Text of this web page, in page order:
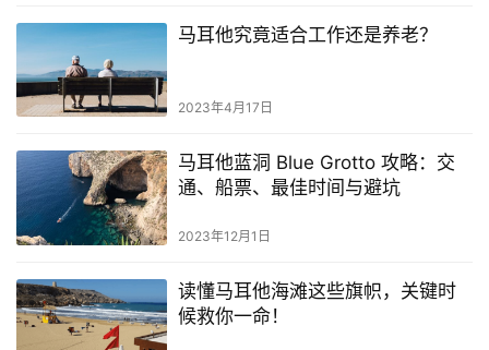
马耳他究竟适合工作还是养老？
2023年4月17日
马耳他蓝洞 Blue Grotto 攻略：交
通、船票、最佳时间与避坑
2023年12月1日
读懂马耳他海滩这些旗帜，关键时
候救你一命！